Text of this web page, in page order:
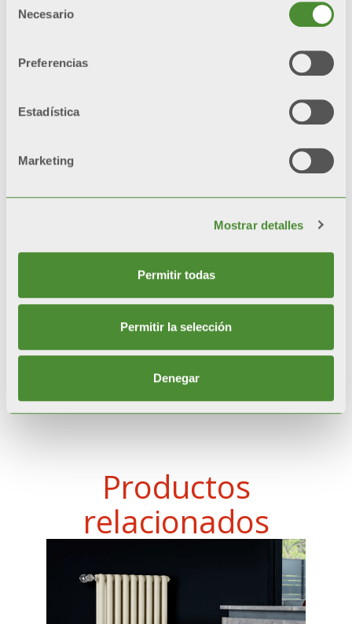
Necesario
Preferencias
Estadística
Marketing
Mostrar detalles
Permitir todas
Permitir la selección
Denegar
*test de referencia: niebla
Video
Productos
relacionados